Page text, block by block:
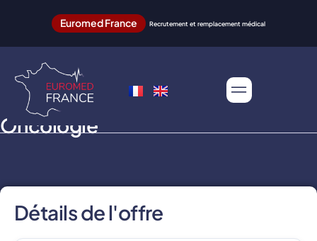
Euromed France Recrutement et remplacement médical
Oncologie
Détails de l'offre